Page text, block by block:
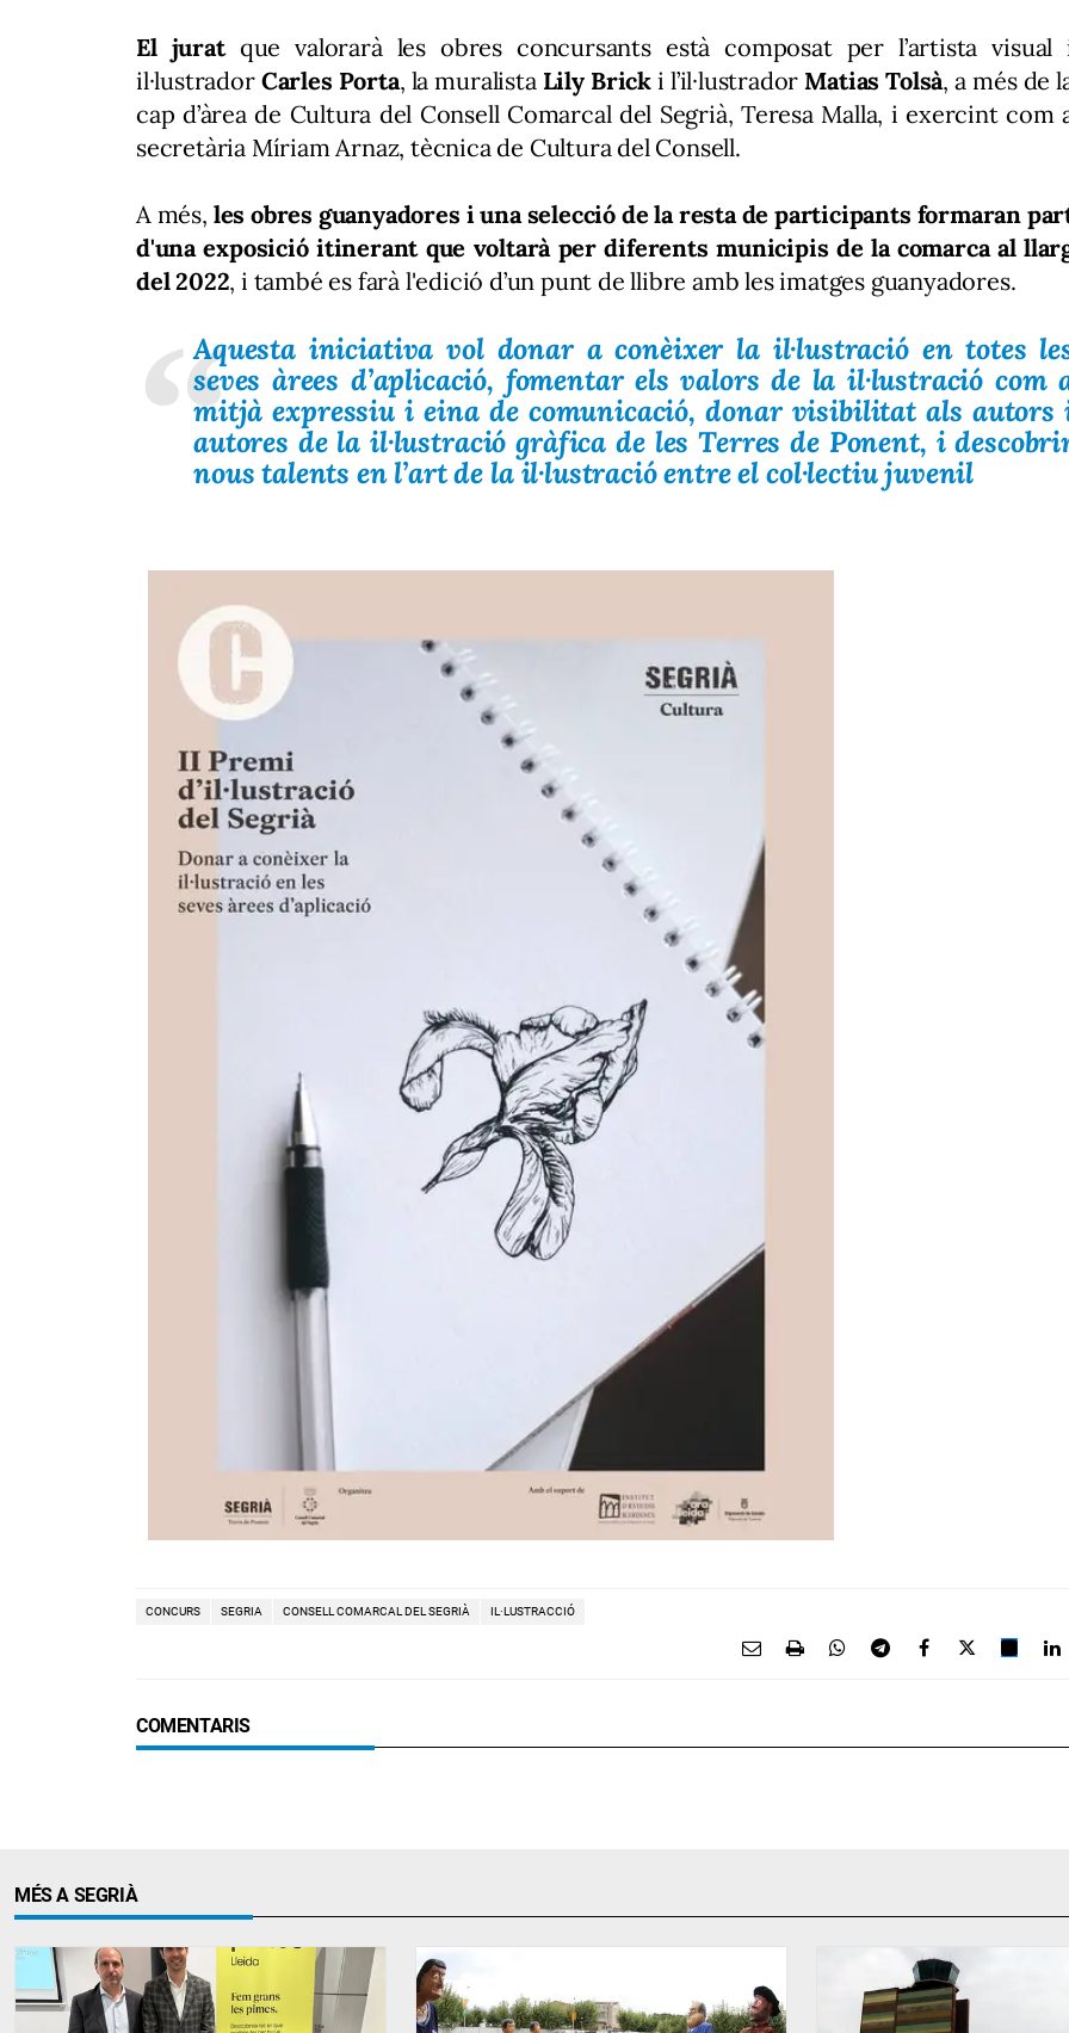
El jurat que valorarà les obres concursants està composat per l’artista visual
il·lustrador Carles Porta, la muralista Lily Bricki l’il·lustrador Matias Tolsà, a més de
cap d’àrea de Cultura del Consell Comarcal del Segrià, Teresa Malla, i exercint com
secretària Míriam Arnaz, tècnica de Cultura del Consell.
A més, les obres guanyadores i una selecció de la resta de participants formaran
d'una exposició itinerant que voltarà per diferents municipis de la comarca al
del 2022, i també es farà l'edició d’un punt de llibre amb les imatges guanyadores.
Aquesta iniciativa vol donar a conèixer la il·lustració en totes
seves àrees d’aplicació, fomentar els valors de la il·lustració com
mitjà expressiu i eina de comunicació, donar visibilitat als autors
autores de la il·lustració gràfica de les Terres de Ponent, i
nous talents en l’art de la il·lustració entre el col·lectiu juvenil
CONCURS SEGRIA CONSELL COMARCAL DEL SEGRIÀ IL·LUSTRACCIÓ
COMENTARIS
MÉS A SEGRIÀ